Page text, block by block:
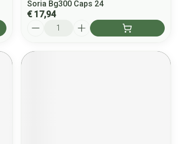
Soria Bg300 Caps 24
€ 17,94